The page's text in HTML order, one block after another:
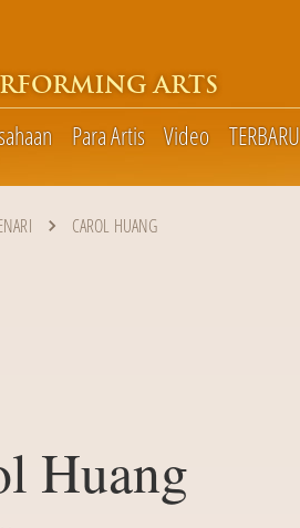
ARTS
Para Artis Video TERBARU
CAROL HUANG
Huang